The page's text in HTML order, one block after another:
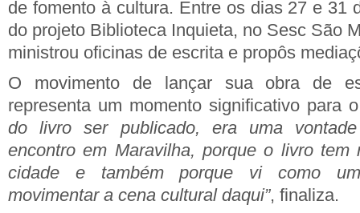
de fomento à cultura. Entre os dias 27 e 31
do projeto Biblioteca Inquieta, no Sesc São
ministrou oficinas de escrita e propôs
O movimento de lançar sua obra de
representa um momento significativo para
do livro ser publicado, era uma
encontro em Maravilha, porque o livro tem
cidade e também porque vi como
movimentar a cena cultural daqui”, finaliza.